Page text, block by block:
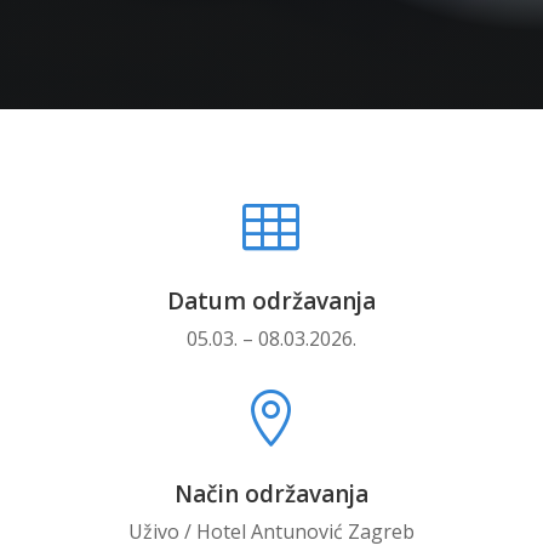

Datum održavanja
05.03. – 08.03.2026.

Način održavanja
Uživo / Hotel Antunović Zagreb